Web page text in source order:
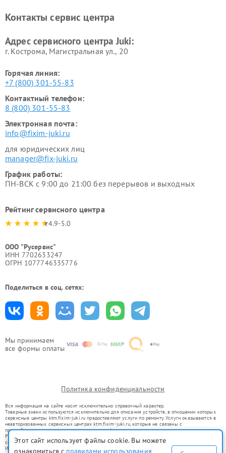
Мы принимаем
все формы оплаты
Контакты сервис центра
Адрес сервисного центра Juki:
г. Кострома, Магистральная ул., 20
Горячая линия:
+7 (800) 301-55-83
Контактный телефон:
8 (800) 301-55-83
Электронная почта:
info@fixim-juki.ru
для юридических лиц
manager@fix-juki.ru
График работы:
ПН-ВСК с 9:00 до 21:00 без перерывов и выходных
Рейтинг сервисного центра
4.9-5.0
ООО "Русервис"
ИНН 7702633247
ОГРН 1077746335776
Поделиться в соц. сетях:
Политика конфиденциальности
Вся информация на сайте носит исключительно справочный характер.
Товарные знаки используются исключительно для описания устройств, в отношении которых
сервисные центры ktm.fixim-juki.ru предоставляют услуги по ремонту. Услуги оказываются в
неавторизованных сервисных центрах ktm.fixim-juki.ru, которые не связаны с
правообладателями товарных знаков или их официальными представителями.
Ремонт осуществляется для устройств, уже введенных в гражданский оборот в соответствии
со статьей 1487 ГК РФ.
Использование товарных знаков не преследует цели индивидуализации услуг или введения
Этот сайт использует файлы cookie. Вы можете
ознакомиться с правилами использования